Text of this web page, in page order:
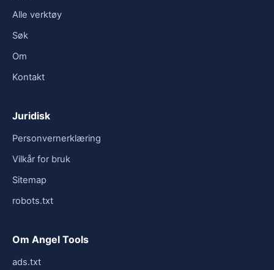
Alle verktøy
Søk
Om
Kontakt
Juridisk
Personvernerklæring
Vilkår for bruk
Sitemap
robots.txt
Om Angel Tools
ads.txt